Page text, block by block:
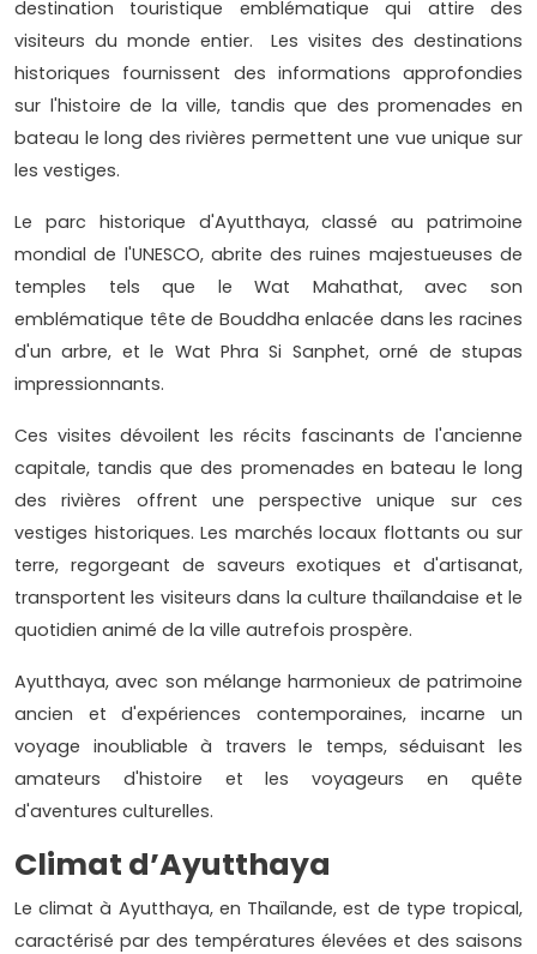
destination touristique emblématique qui attire des
visiteurs du monde entier. Les visites des destinations
historiques fournissent des informations approfondies
sur l'histoire de la ville, tandis que des promenades en
bateau le long des rivières permettent une vue unique sur
les vestiges.
Le parc historique d'Ayutthaya, classé au patrimoine
mondial de l'UNESCO, abrite des ruines majestueuses de
temples tels que le Wat Mahathat, avec son
emblématique tête de Bouddha enlacée dans les racines
d'un arbre, et le Wat Phra Si Sanphet, orné de stupas
impressionnants.
Ces visites dévoilent les récits fascinants de l'ancienne
capitale, tandis que des promenades en bateau le long
des rivières offrent une perspective unique sur ces
vestiges historiques. Les marchés locaux flottants ou sur
terre, regorgeant de saveurs exotiques et d'artisanat,
transportent les visiteurs dans la culture thaïlandaise et le
quotidien animé de la ville autrefois prospère.
Ayutthaya, avec son mélange harmonieux de patrimoine
ancien et d'expériences contemporaines, incarne un
voyage inoubliable à travers le temps, séduisant les
amateurs d'histoire et les voyageurs en quête
d'aventures culturelles.
Climat d’Ayutthaya
Le climat à Ayutthaya, en Thaïlande, est de type tropical,
caractérisé par des températures élevées et des saisons